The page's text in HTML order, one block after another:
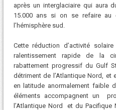
après un interglaciaire qui aura
15.000 ans si on se refaire au
l’hémisphère sud.
Cette réduction d’activité
ralentissement rapide de la
rabattement progressif du Gulf
détriment de l’Atlantique Nord, et
en latitude anormalement faible
éléments accompagnent un
l’Atlantique Nord et du